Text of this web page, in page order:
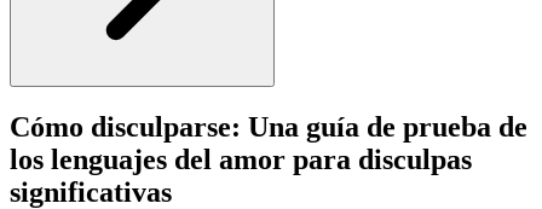
Cómo disculparse: Una guía de prueba de
los lenguajes del amor para disculpas
significativas